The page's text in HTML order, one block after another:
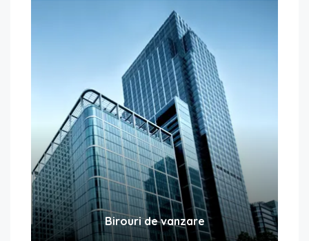
Birouri de vanzare